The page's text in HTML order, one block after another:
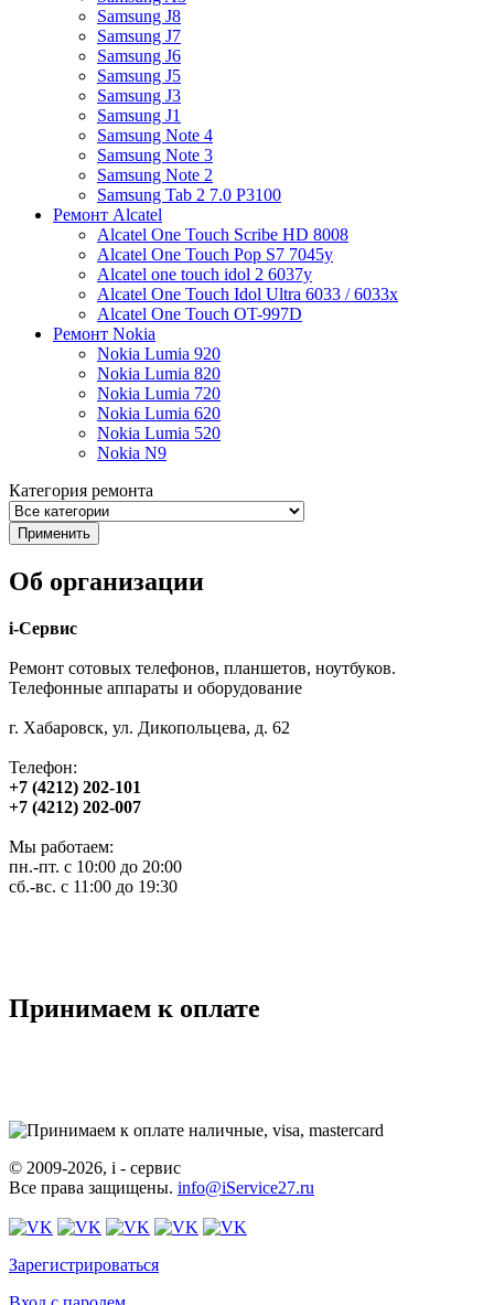
Samsung J8
Samsung J7
Samsung J6
Samsung J5
Samsung J3
Samsung J1
Samsung Note 4
Samsung Note 3
Samsung Note 2
Samsung Tab 2 7.0 P3100
Ремонт Alcatel
Alcatel One Touch Scribe HD 8008
Alcatel One Touch Pop S7 7045y
Alcatel one touch idol 2 6037y
Alcatel One Touch Idol Ultra 6033 / 6033x
Alcatel One Touch OT-997D
Ремонт Nokia
Nokia Lumia 920
Nokia Lumia 820
Nokia Lumia 720
Nokia Lumia 620
Nokia Lumia 520
Nokia N9
Категория ремонта
Об организации
i-Сервис
Ремонт сотовых телефонов, планшетов, ноутбуков.
Телефонные аппараты и оборудование
г. Хабаровск, ул. Дикопольцева, д. 62
Телефон:
+7 (4212) 202-101
+7 (4212) 202-007
Мы работаем:
пн.-пт. с 10:00 до 20:00
сб.-вс. с 11:00 до 19:30
Принимаем к оплате
© 2009-2026, i - сервис
Все права защищены. info@iService27.ru
Зарегистрироваться